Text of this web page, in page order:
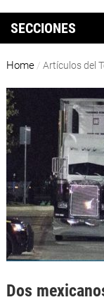
SECCIONES
Home / Artículos del
Dos